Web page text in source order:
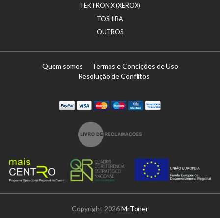
TEKTRONIX (XEROX)
TOSHIBA
OUTROS
Quem somos
Termos e Condições de Uso
Resolução de Conflitos
MastercardMaestro
Visa Electron
Transferï¿½ncia
Copyright 2026MrToner